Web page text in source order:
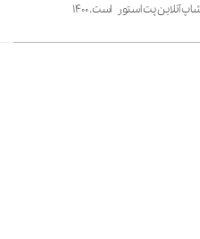
پت استور است. ۱۴۰۰